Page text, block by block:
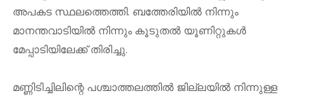
അപകട സ്ഥലത്തെത്തി. ബത്തേരിയിൽ നിന്നും
മാനന്തവാടിയിൽ നിന്നും കൂടുതൽ യൂണിറ്റുകൾ
മേപ്പാടിയിലേക്ക് തിരിച്ചു.
മണ്ണിടിച്ചിലിന്റെ പശ്ചാത്തലത്തില്‍ ജില്ലയില്‍ നിന്നുള്ള